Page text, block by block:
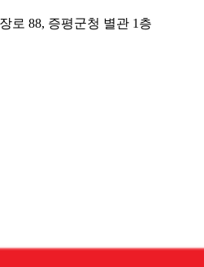
로 88, 증평군청 별관 1층